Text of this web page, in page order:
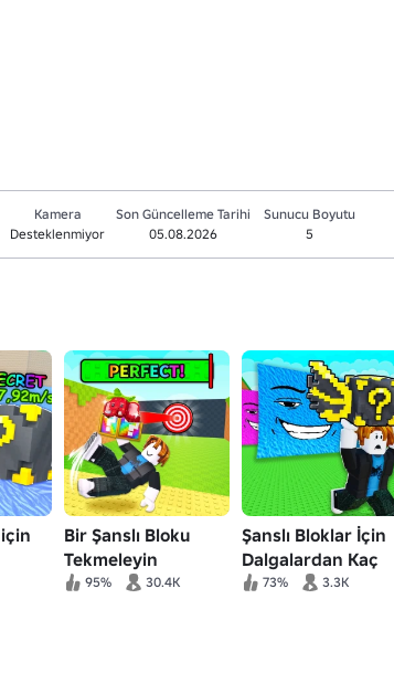
Kamera
Desteklenmiyor
Son Güncelleme Tarihi
05.08.2026
Sunucu Boyutu
5
Bir Şanslı Bloku
Tekmeleyin
95% 30.4K
Şanslı Bloklar İçin
Dalgalardan Kaç
73% 3.3K